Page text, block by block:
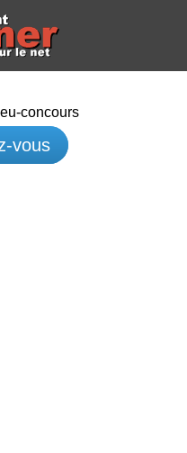
concours
vous